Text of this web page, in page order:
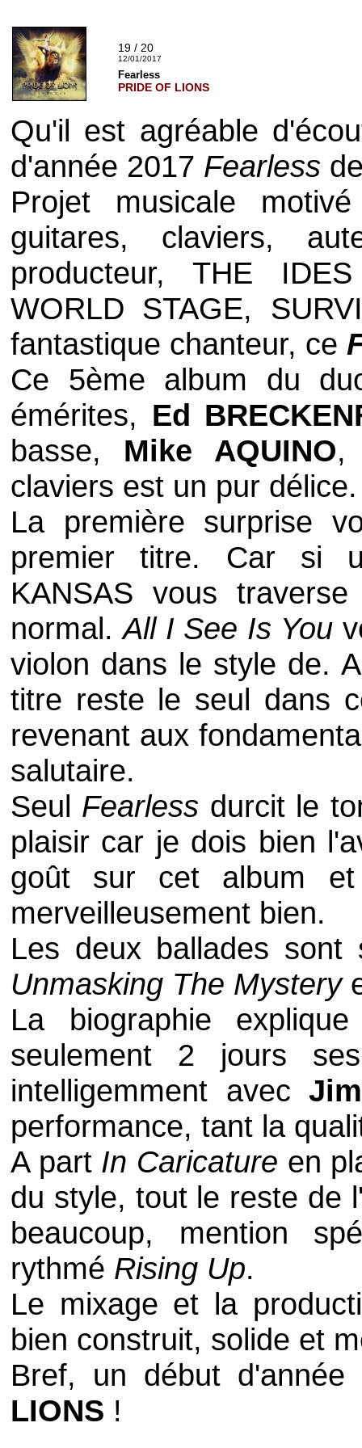
19 / 20
12/01/2017
Fearless
PRIDE OF LIONS
Qu'il est agréable
d'année 2017 Fearless
Projet musicale
guitares, claviers,
producteur,THE
WORLD STAGE,
fantastique chanteur, ce
Ce 5ème album du
émérites, Ed
basse, Mike AQUINO,
claviers est un pur délice.
La première surprise
premier titre. Car si
KANSAS vous
normal.All I See Is You
violon dans le style de.
titre reste le seul dans
revenant aux
salutaire.
Seul Fearless durcit le
plaisir car je dois bien
goût sur cet album
merveilleusement bien.
Les deux ballades
Unmasking The Mystery
La biographie
seulement 2 jours
intelligemment avecJim
performance, tant la
A part In Caricature en
du style, tout le reste de
beaucoup, mention
rythmé Rising Up.
Le mixage et la
bien construit, solide et
Bref, un début
LIONS !